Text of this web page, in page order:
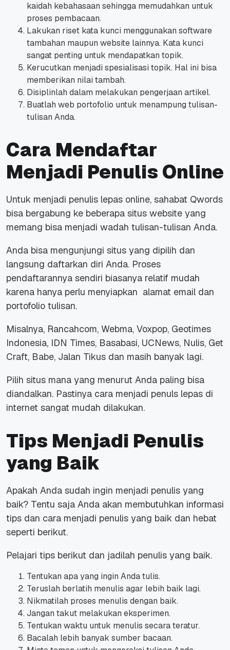
kaidah kebahasaan sehingga memudahkan untuk
proses pembacaan.
Lakukan riset kata kunci menggunakan software
tambahan maupun website lainnya. Kata kunci
sangat penting untuk mendapatkan topik.
Kerucutkan menjadi spesialisasi topik. Hal ini bisa
memberikan nilai tambah.
Disiplinlah dalam melakukan pengerjaan artikel.
Buatlah web portofolio untuk menampung tulisan-
tulisan Anda.
Cara Mendaftar
Menjadi Penulis Online
Untuk menjadi penulis lepas online, sahabat Qwords
bisa bergabung ke beberapa situs website yang
memang bisa menjadi wadah tulisan-tulisan Anda.
Anda bisa mengunjungi situs yang dipilih dan
langsung daftarkan diri Anda. Proses
pendaftarannya sendiri biasanya relatif mudah
karena hanya perlu menyiapkan alamat email dan
portofolio tulisan.
Misalnya, Rancahcom, Webma, Voxpop, Geotimes
Indonesia, IDN Times, Basabasi, UCNews, Nulis, Get
Craft, Babe, Jalan Tikus dan masih banyak lagi.
Pilih situs mana yang menurut Anda paling bisa
diandalkan. Pastinya cara menjadi penuls lepas di
internet sangat mudah dilakukan.
Tips Menjadi Penulis
yang Baik
Apakah Anda sudah ingin menjadi penulis yang
baik? Tentu saja Anda akan membutuhkan informasi
tips dan cara menjadi penulis yang baik dan hebat
seperti berikut.
Pelajari tips berikut dan jadilah penulis yang baik.
Tentukan apa yang ingin Anda tulis.
Teruslah berlatih menulis agar lebih baik lagi.
Nikmatilah proses menulis dengan baik.
Jangan takut melakukan eksperimen.
Tentukan waktu untuk menulis secara teratur.
Bacalah lebih banyak sumber bacaan.